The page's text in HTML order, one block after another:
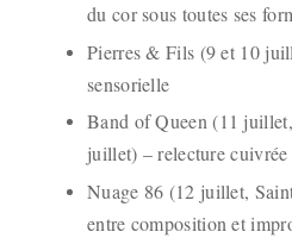
du cor sous toutes ses
Pierres & Fils (9 et 10
sensorielle
Band of Queen (11
juillet) – relecture cuivrée
Nuage 86 (12 juillet,
entre composition et